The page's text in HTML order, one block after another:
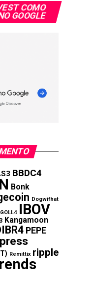
COMO
GOOGLE
BBDC4
Bonk
Dogwifhat
GOLL4 IBOV
Kangamoon
PEPE
press
Remittix ripple